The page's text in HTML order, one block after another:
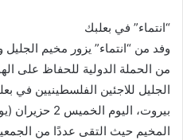
“انتماء” في بعلبك
وفد من “انتماء” يزور مخيم الجليل
من الحملة الدولية للحفاظ على
الجليل للاجئين الفلسطينيين في
المخيم حيث التقى عددًا من